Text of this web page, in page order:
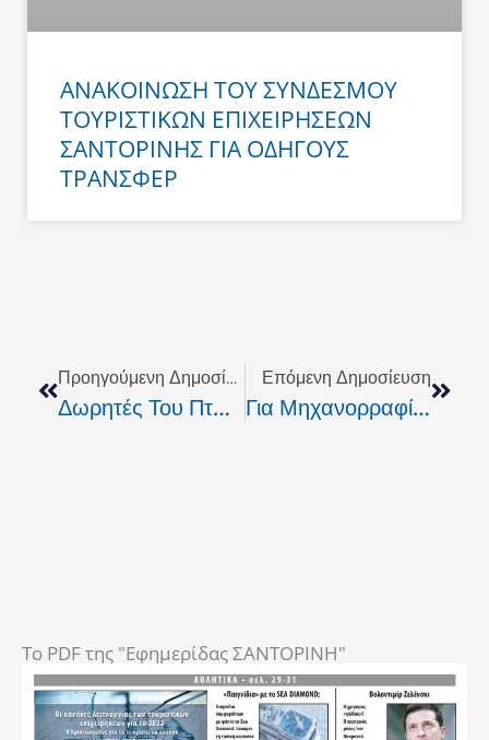
ΑΝΑΚΟΙΝΩΣΗ ΤΟΥ ΣΥΝΔΕΣΜΟΥ
ΤΟΥΡΙΣΤΙΚΩΝ ΕΠΙΧΕΙΡΗΣΕΩΝ
ΣΑΝΤΟΡΙΝΗΣ ΓΙΑ ΟΔΗΓΟΥΣ
ΤΡΑΝΣΦΕΡ
Προηγούμενη Δημοσίευση
Δωρητές Του Πτωχοκομείου (Γηροκομείου) Σαντορίνης
Επόμενη Δημοσίευση
Για Μηχανορραφίες Καταγγέλλει Τον Δήμαρχο, Η Αντιπολίτευση
To PDF της "Εφημερίδας ΣΑΝΤΟΡΙΝΗ"